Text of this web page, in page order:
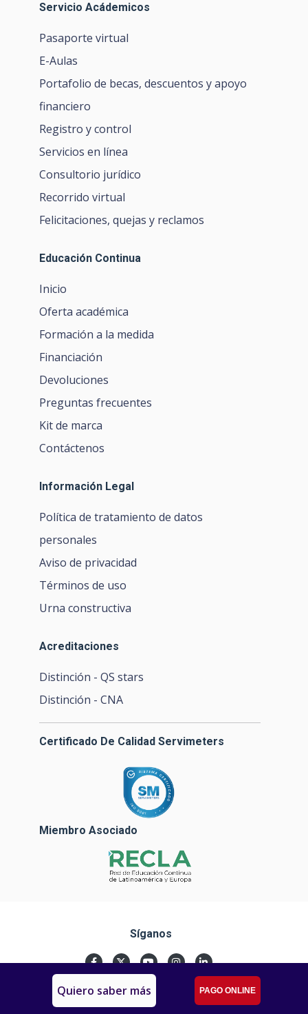
Quiero saber más PAGO ONLINE
Servicio Acádemicos
Pasaporte virtual
E-Aulas
Portafolio de becas, descuentos y apoyo
financiero
Registro y control
Servicios en línea
Consultorio jurídico
Recorrido virtual
Felicitaciones, quejas y reclamos
Educación Continua
Inicio
Oferta académica
Formación a la medida
Financiación
Devoluciones
Preguntas frecuentes
Kit de marca
Contáctenos
Información Legal
Política de tratamiento de datos
personales
Aviso de privacidad
Términos de uso
Urna constructiva
Acreditaciones
Distinción - QS stars
Distinción - CNA
Certificado De Calidad Servimeters
Miembro Asociado
Síganos